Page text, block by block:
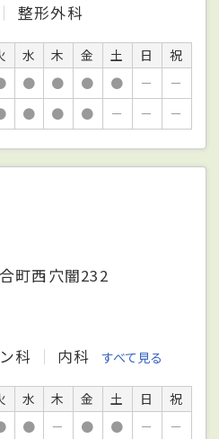
整形外科
水 木 金 土 日
祝
● ● ● ● －
－
● ● ● － － －
町西穴闇232
科
内科 すべて見る
水 木 金 土 日
祝
● － ● ● －
－